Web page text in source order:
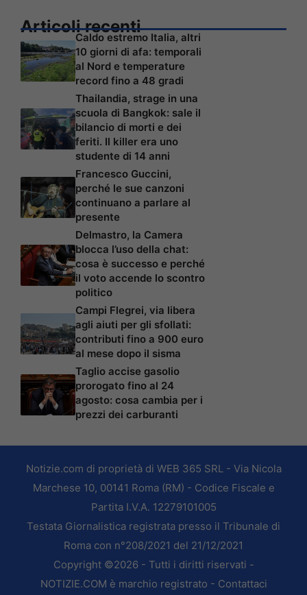
Articoli recenti
Caldo estremo Italia, altri
10 giorni di afa: temporali
al Nord e temperature
record fino a 48 gradi
Thailandia, strage in una
scuola di Bangkok: sale il
bilancio di morti e dei
feriti. Il killer era uno
studente di 14 anni
Francesco Guccini,
perché le sue canzoni
continuano a parlare al
presente
Delmastro, la Camera
blocca l’uso della chat:
cosa è successo e perché
il voto accende lo scontro
politico
Campi Flegrei, via libera
agli aiuti per gli sfollati:
contributi fino a 900 euro
al mese dopo il sisma
Taglio accise gasolio
prorogato fino al 24
agosto: cosa cambia per i
prezzi dei carburanti
Notizie.com di proprietà di WEB 365 SRL - Via Nicola
Marchese 10, 00141 Roma (RM) - Codice Fiscale e
Partita I.V.A. 12279101005
Testata Giornalistica registrata presso il Tribunale di
Roma con n°208/2021 del 21/12/2021
Copyright ©2026 - Tutti i diritti riservati -
NOTIZIE.COM è marchio registrato - Contattaci